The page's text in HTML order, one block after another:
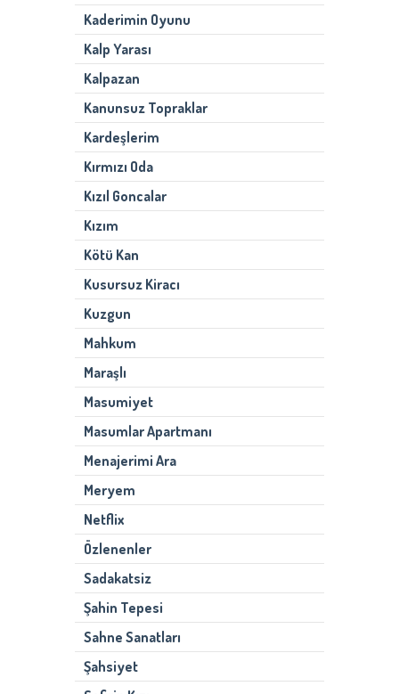
Kaderimin Oyunu
Kalp Yarası
Kalpazan
Kanunsuz Topraklar
Kardeşlerim
Kırmızı Oda
Kızıl Goncalar
Kızım
Kötü Kan
Kusursuz Kiracı
Kuzgun
Mahkum
Maraşlı
Masumiyet
Masumlar Apartmanı
Menajerimi Ara
Meryem
Netflix
Özlenenler
Sadakatsiz
Şahin Tepesi
Sahne Sanatları
Şahsiyet